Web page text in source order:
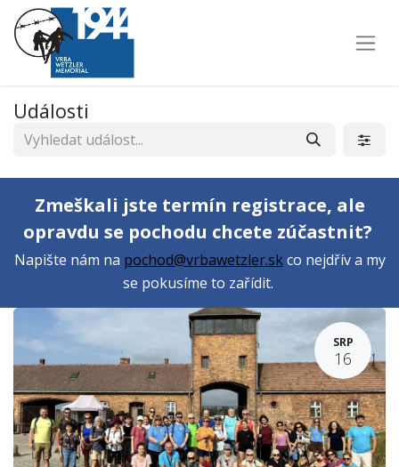
Události
Zmeškali jste termín registrace, ale
opravdu se pochodu chcete zúčastnit?
Napište nám na pochod@vrbawetzler.skco nejdřív a my
se pokusíme to zařídit.
SRP
16